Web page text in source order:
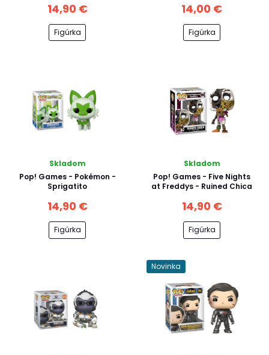
14,90 €
Figúrka
14,00 €
Figúrka
Skladom
Pop! Games - Pokémon -
Sprigatito
14,90 €
Figúrka
Skladom
Pop! Games - Five Nights
at Freddys - Ruined Chica
14,90 €
Figúrka
Novinka